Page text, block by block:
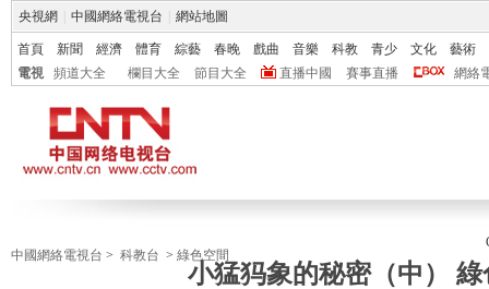
央視網 中國網絡電視台 網站地圖
首頁 新聞 經濟 體育 綜藝 春晚 戲曲 音樂 科教 青少 文化
藝術
電視
頻道大全 欄目大全 節目大全 直播中國 賽事直播 網絡
中國網絡電視台 > 科教台 > 綠色空間
小猛犸象的秘密（中） 綠